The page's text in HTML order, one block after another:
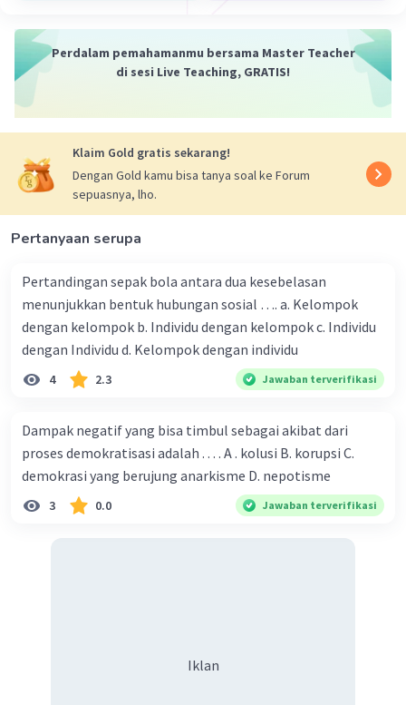
pertumbuhan ekonomi dan kerja sama ekonomi
perdagangan dan investasi di wilayah Asia
Tenggara.
Perdalam pemahamanmu bersama Master Teacher
di sesi Live Teaching, GRATIS!
Klaim Gold gratis sekarang!
Dengan Gold kamu bisa tanya soal ke Forum
sepuasnya, lho.
Pertanyaan serupa
Pertandingan sepak bola antara dua kesebelasan
menunjukkan bentuk hubungan sosial …. a. Kelompok
dengan kelompok b. Individu dengan kelompok c. Individu
dengan Individu d. Kelompok dengan individu
4 2.3 Jawaban terverifikasi
Dampak negatif yang bisa timbul sebagai akibat dari
proses demokratisasi adalah . . . . A . kolusi B. korupsi C.
demokrasi yang berujung anarkisme D. nepotisme
3 0.0 Jawaban terverifikasi
Iklan